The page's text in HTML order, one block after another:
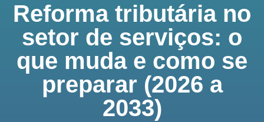
Reforma tributária no
setor de serviços: o
que muda e como se
preparar (2026 a
2033)